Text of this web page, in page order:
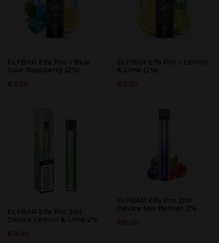
ELFBAR Elfa Pro – Blue
Sour Raspberry (2%)
€ 3.50
ELFBAR Elfa Pro – Lemon
& Lime (2%)
€ 3.50
ELFBAR Elfa Pro 2ml
Device Lemon & Lime 2%
€ 8.00
ELFBAR Elfa Pro 2ml
Device Mix Berries 2%
€ 8.00